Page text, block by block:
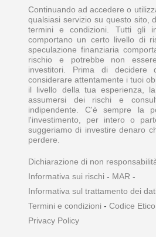
Continuando ad accedere o
qualsiasi servizio su questo sito,
termini e condizioni. Tutti gli
comportano un certo livello di
speculazione finanziaria
rischio e potrebbe non
investitori. Prima di decidere
considerare attentamente i tuoi
il livello della tua esperienza,
assumersi dei rischi e
indipendente. C'è sempre la
l'investimento, per intero o
suggeriamo di investire denaro
perdere.
Dichiarazione di non
Informativa sui rischi - MAR -
Informativa sul trattamento dei
Termini e condizioni - Codice Etico
Privacy Policy